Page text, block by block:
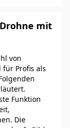
mit
von
Profis als
Funktion
Die